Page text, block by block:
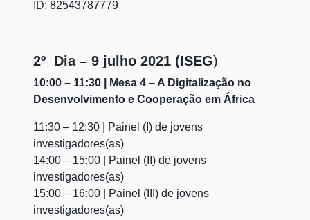
ID: 82543787779
2º Dia – 9 julho 2021 (ISEG)
10:00 – 11:30 | Mesa 4 – A Digitalização no
Desenvolvimento e Cooperação em África
11:30 – 12:30 | Painel (I) de jovens
investigadores(as)
14:00 – 15:00 | Painel (II) de jovens
investigadores(as)
15:00 – 16:00 | Painel (III) de jovens
investigadores(as)